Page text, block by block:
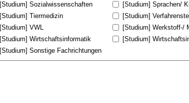
[Studium] Sozialwissenschaften
[Studium] Sprachen/
[Studium] Tiermedizin
[Studium]
[Studium] VWL
[Studium] Werkstoff-/
[Studium] Wirtschaftsinformatik
[Studium]
[Studium] Sonstige Fachrichtungen